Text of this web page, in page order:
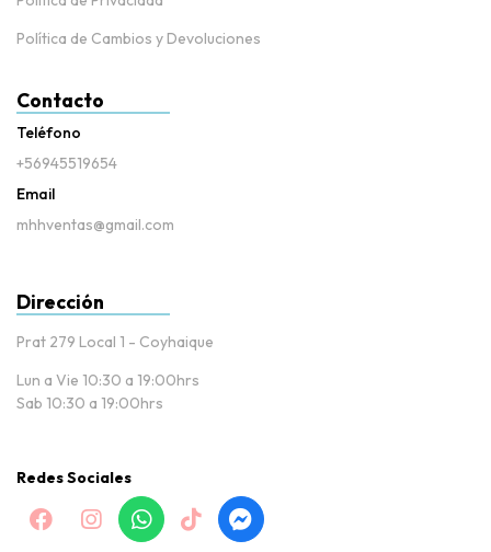
Política de Cambios y Devoluciones
Contacto
Teléfono
+56945519654
Email
mhhventas@gmail.com
Dirección
Prat 279 Local 1 - Coyhaique
Lun a Vie 10:30 a 19:00hrs
Sab 10:30 a 19:00hrs
Redes Sociales